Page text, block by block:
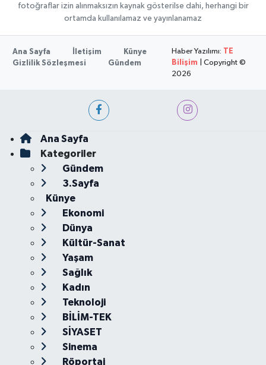
fotoğraflar izin alınmaksızın kaynak gösterilse dahi, herhangi bir
ortamda kullanılamaz ve yayınlanamaz
Ana Sayfa İletişim
Künye
Gizlilik Sözleşmesi
Gündem
Haber Yazılımı: TE
Bilişim | Copyright ©
2026
Ana Sayfa
Kategoriler
Gündem
3.Sayfa
Künye
Ekonomi
Dünya
Kültür-Sanat
Yaşam
Sağlık
Kadın
Teknoloji
BİLİM-TEK
SİYASET
Sinema
Röportaj